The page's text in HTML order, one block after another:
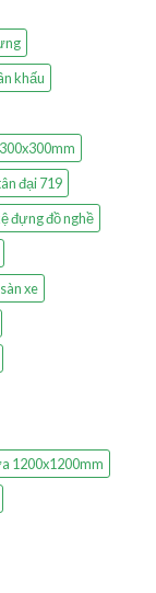
khấu
đại 719
đựng đồ nghề
xe
1200x1200mm